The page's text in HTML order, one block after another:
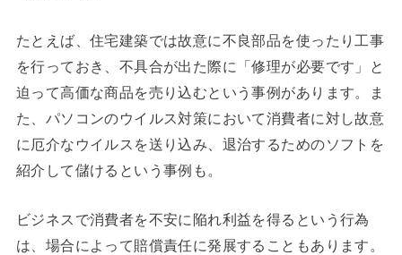
たとえば、住宅建築では故意に不良部品を使ったり工事
を行っておき、不具合が出た際に「修理が必要です」と
迫って高価な商品を売り込むという事例があります。
ま
た、パソコンのウイルス対策において消費者に対し故意
に厄介なウイルスを送り込み、退治するためのソフトを
紹介して儲けるという事例も。
ビジネスで消費者を不安に陥れ利益を得るという行為
は、場合によって賠償責任に発展することもあります。